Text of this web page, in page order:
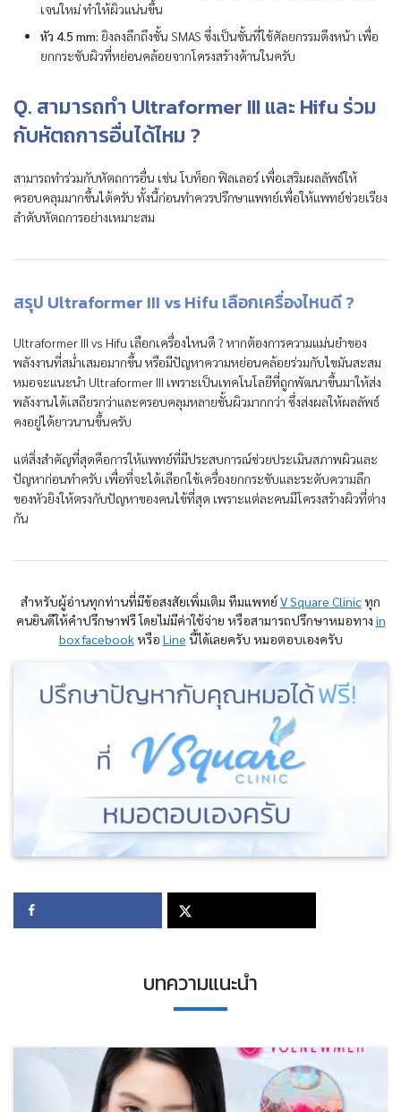
เจนใหม่ ทำให้ผิวแน่นขึ้น
หัว 4.5 mm: ยิงลงลึกถึงชั้น SMAS ซึ่งเป็นชั้นที่ใช้ศัลยกรรมดึงหน้า เพื่อ
ยกกระชับผิวที่หย่อนคล้อยจากโครงสร้างด้านในครับ
Q. สามารถทำ Ultraformer III และ Hifu ร่วม
กับหัตถการอื่นได้ไหม ?
สามารถทำร่วมกับหัตถการอื่น เช่น โบท็อก ฟิลเลอร์ เพื่อเสริมผลลัพธ์ให้
ครอบคลุมมากขึ้นได้ครับ ทั้งนี้ก่อนทำควรปรึกษาแพทย์เพื่อให้แพทย์ช่วยเรียง
ลำดับหัตถการอย่างเหมาะสม
สรุป Ultraformer III vs Hifu เลือกเครื่องไหนดี ?
Ultraformer III vs Hifu เลือกเครื่องไหนดี ? หากต้องการความแม่นยำของ
พลังงานที่สม่ำเสมอมากขึ้น หรือมีปัญหาความหย่อนคล้อยร่วมกับไขมันสะสม
หมอจะแนะนำ Ultraformer III เพราะเป็นเทคโนโลยีที่ถูกพัฒนาขึ้นมาให้ส่ง
พลังงานได้เสถียรกว่าและครอบคลุมหลายชั้นผิวมากกว่า ซึ่งส่งผลให้ผลลัพธ์
คงอยู่ได้ยาวนานขึ้นครับ
แต่สิ่งสำคัญที่สุดคือการให้แพทย์ที่มีประสบการณ์ช่วยประเมินสภาพผิวและ
ปัญหาก่อนทำครับ เพื่อที่จะได้เลือกใช้เครื่องยกกระชับและระดับความลึก
ของหัวยิงให้ตรงกับปัญหาของคนไข้ที่สุด เพราะแต่ละคนมีโครงสร้างผิวที่ต่าง
กัน
สำหรับผู้อ่านทุกท่านที่มีข้อสงสัยเพิ่มเติม ทีมแพทย์V Square Clinicทุก
คนยินดีให้คำปรึกษาฟรี โดยไม่มีค่าใช้จ่าย หรือสามารถปรึกษาหมอทาง in
box facebookหรือ Line นี้ได้เลยครับ หมอตอบเองครับ
บทความแนะนำ